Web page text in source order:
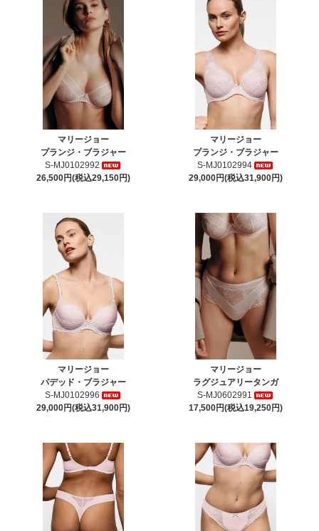
マリージョー
プランジ・ブラジャー
S-MJ0102992
26,500円(税込29,150円)
マリージョー
プランジ・ブラジャー
S-MJ0102994
29,000円(税込31,900円)
マリージョー
パデッド・ブラジャー
S-MJ0102996
29,000円(税込31,900円)
マリージョー
ラグジュアリータンガ
S-MJ0602991
17,500円(税込19,250円)